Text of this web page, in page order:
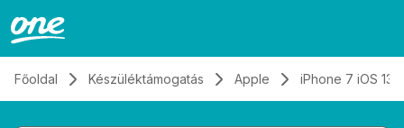
Főoldal Készüléktámogatás Apple iPhone 7 iOS 13